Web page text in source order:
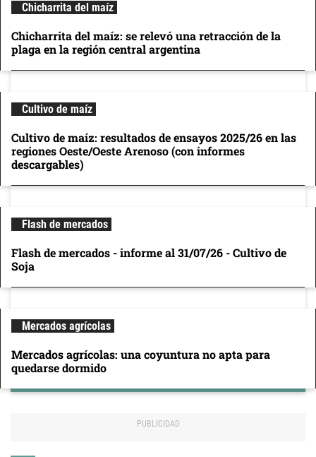
Chicharrita del maíz
Chicharrita del maíz: se relevó una retracción de la
plaga en la región central argentina
Cultivo de maíz
Cultivo de maíz: resultados de ensayos 2025/26 en las
regiones Oeste/Oeste Arenoso (con informes
descargables)
Flash de mercados
Flash de mercados - informe al 31/07/26 - Cultivo de
Soja
Mercados agrícolas
Mercados agrícolas: una coyuntura no apta para
quedarse dormido